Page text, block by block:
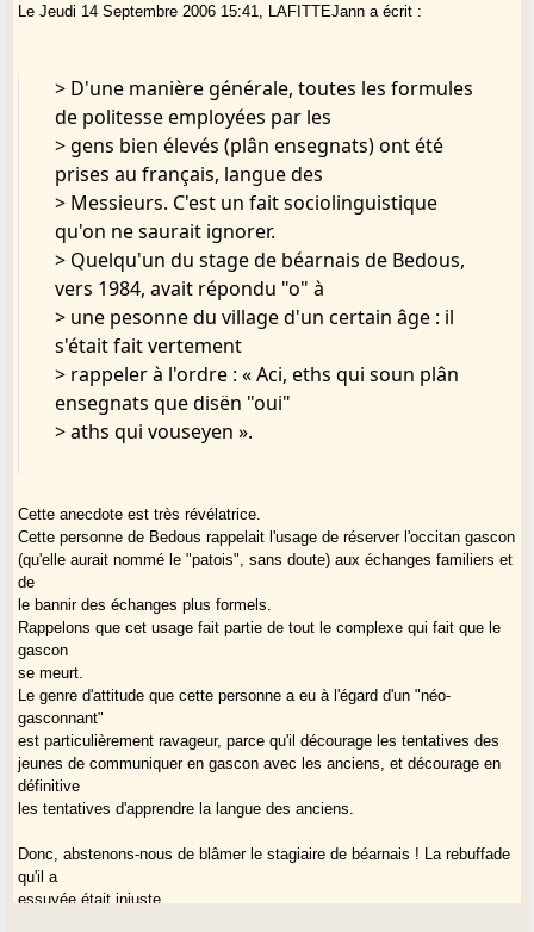
Le Jeudi 14 Septembre 2006 15:41, LAFITTEJann a écrit :
> D'une manière générale, toutes les formules
de politesse employées par les
> gens bien élevés (plân ensegnats) ont été
prises au français, langue des
> Messieurs. C'est un fait sociolinguistique
qu'on ne saurait ignorer.
> Quelqu'un du stage de béarnais de Bedous,
vers 1984, avait répondu "o" à
> une pesonne du village d'un certain âge : il
s'était fait vertement
> rappeler à l'ordre : « Aci, eths qui soun plân
ensegnats que disën "oui"
> aths qui vouseyen ».
Cette anecdote est très révélatrice.
Cette personne de Bedous rappelait l'usage de réserver l'occitan gascon
(qu'elle aurait nommé le "patois", sans doute) aux échanges familiers et
de
le bannir des échanges plus formels.
Rappelons que cet usage fait partie de tout le complexe qui fait que le
gascon
se meurt.
Le genre d'attitude que cette personne a eu à l'égard d'un "néo-
gasconnant"
est particulièrement ravageur, parce qu'il décourage les tentatives des
jeunes de communiquer en gascon avec les anciens, et décourage en
définitive
les tentatives d'apprendre la langue des anciens.
Donc, abstenons-nous de blâmer le stagiaire de béarnais ! La rebuffade
qu'il a
essuyée était injuste.